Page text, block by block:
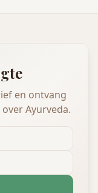
en ontvang
Ayurveda.